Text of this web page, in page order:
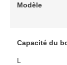
Modèle
Capacité du
L